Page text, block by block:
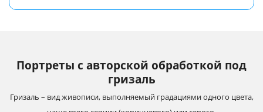
Портреты с авторской обработкой под
гризаль
Гризаль – вид живописи, выполняемый градациями одного цвета,